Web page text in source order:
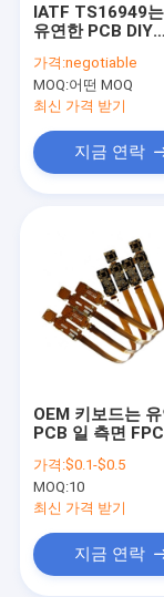
IATF TS16949
유연한 PCB DIY
TG를 돌립니다
가격:negotiable
MOQ:어떤 MOQ
최신 가격 받기
지금 연락
OEM 키보드는
PCB 일 측면
다
가격:$0.1-$0.5
MOQ:10
최신 가격 받기
지금 연락